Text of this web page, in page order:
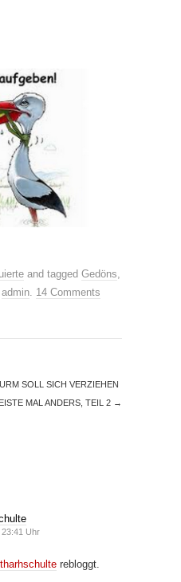
and tagged Gedöns,
admin. 14 Comments
SOLL SICH VERZIEHEN
MAL ANDERS, TEIL 2 →
23:41 Uhr
rebloggt.